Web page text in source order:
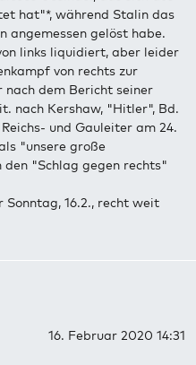
hat"*, während Stalin das
angemessen gelöst habe.
links liquidiert, aber leider
von rechts zur
dem Bericht seiner
nach Kershaw, "Hitler", Bd.
und Gauleiter am 24.
"unsere große
den "Schlag gegen rechts"
Sonntag, 16.2., recht weit
16. Februar 2020 14:31